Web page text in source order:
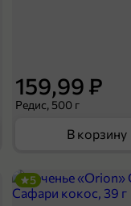
159,99 ₽
Редис, 500 г
В корзину
5